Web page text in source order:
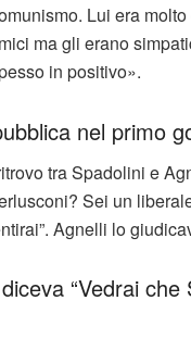
Lui era
ma gli erano
in positivo».
nel primo
tra Spadolini e
Sei un
Agnelli lo
“Vedrai